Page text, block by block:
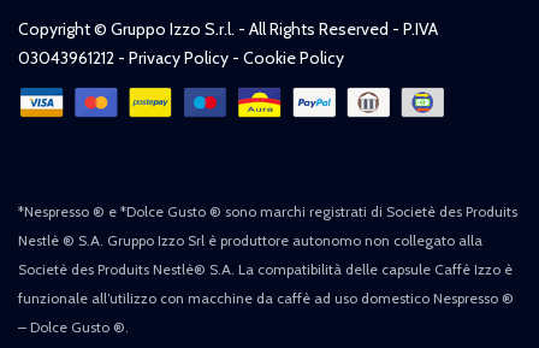
Copyright © Gruppo Izzo S.r.l. - All Rights Reserved - P.IVA
03043961212 - Privacy Policy - Cookie Policy
*Nespresso ® e *Dolce Gusto ® sono marchi registrati di Societè des Produits
Nestlè ® S.A. Gruppo Izzo Srl è produttore autonomo non collegato alla
Societè des Produits Nestlè® S.A. La compatibilità delle capsule Caffè Izzo è
funzionale all’utilizzo con macchine da caffè ad uso domestico Nespresso ®
– Dolce Gusto ®.